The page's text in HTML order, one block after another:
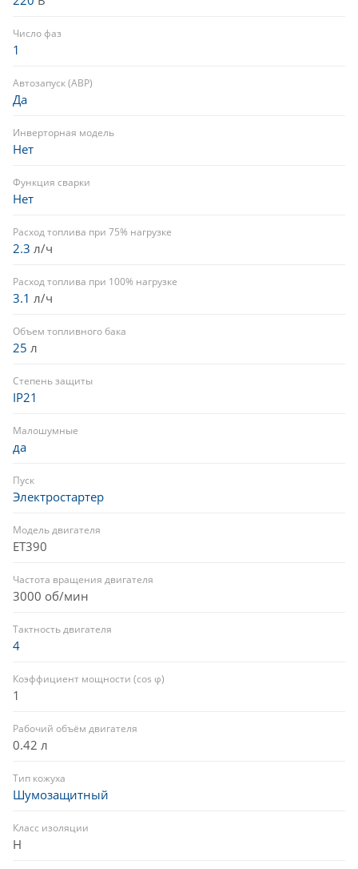
Число фаз
1
Автозапуск (АВР)
Да
Инверторная модель
Нет
Функция сварки
Нет
Расход топлива при 75% нагрузке
2.3 л/ч
Расход топлива при 100% нагрузке
3.1 л/ч
Объем топливного бака
25 л
Степень защиты
IP21
Малошумные
да
Пуск
Электростартер
Модель двигателя
ET390
Частота вращения двигателя
3000 об/мин
Тактность двигателя
4
Коэффициент мощности (cos φ)
1
Рабочий объём двигателя
0.42 л
Тип кожуха
Шумозащитный
Класс изоляции
H